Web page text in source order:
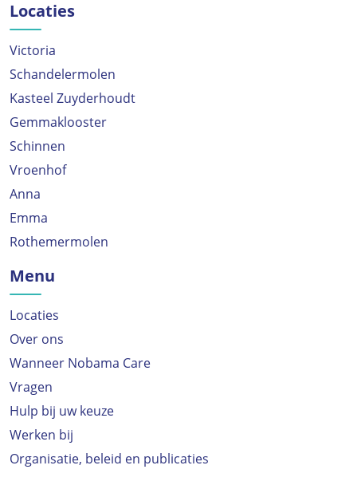
Locaties
Victoria
Schandelermolen
Kasteel Zuyderhoudt
Gemmaklooster
Schinnen
Vroenhof
Anna
Emma
Rothemermolen
Menu
Locaties
Over ons
Wanneer Nobama Care
Vragen
Hulp bij uw keuze
Werken bij
Organisatie, beleid en publicaties